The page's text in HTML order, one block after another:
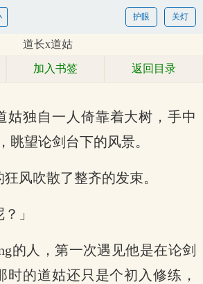
关灯
护眼
道长x道姑
加入书签 返回目录
姑独自一人倚靠着大树，手中
眺望论剑台下的风景。
风吹散了整齐的发束。
」
的人，第一次遇见他是在论剑
时的道姑还只是个初入修练，